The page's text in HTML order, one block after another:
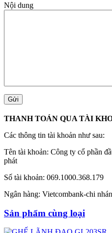
Nội dung
THANH TOÁN QUA TÀI
Các thông tin tài khoản như sau:
Tên tài khoản: Công ty cổ phần
phát
Số tài khoản: 069.1000.368.179
Ngân hàng: Vietcombank-chi
Sản phẩm cùng loại